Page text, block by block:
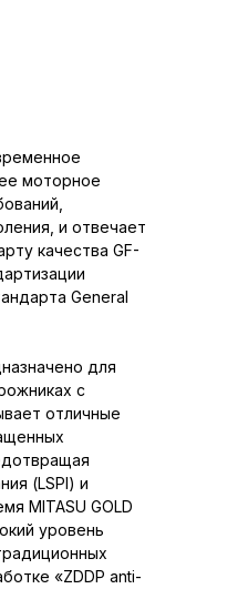
моторное
и отвечает
качества GF-
General
для
с
отличные
(LSPI) и
MITASU GOLD
уровень
«ZDDP anti-